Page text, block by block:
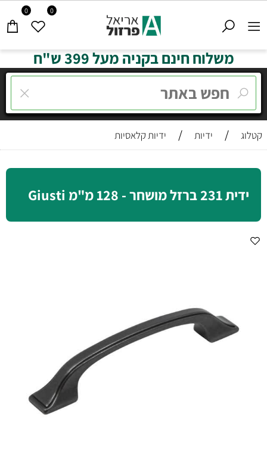
0 0
משלוח חינם בקניה מעל 399 ש"ח
קטלוג / ידיות / ידיות קלאסיות
ידית 231 ברזל מושחר - 128 מ"מ Giusti